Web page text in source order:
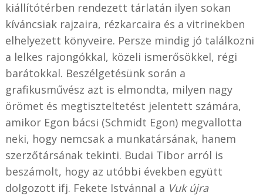
kiállítótérben rendezett tárlatán ilyen sokan
kíváncsiak rajzaira, rézkarcaira és a vitrinekben
elhelyezett könyveire. Persze mindig jó találkozni
a lelkes rajongókkal, közeli ismerősökkel, régi
barátokkal. Beszélgetésünk során a
grafikusművész azt is elmondta, milyen nagy
örömet és megtiszteltetést jelentett számára,
amikor Egon bácsi (Schmidt Egon) megvallotta
neki, hogy nemcsak a munkatársának, hanem
szerzőtársának tekinti. Budai Tibor arról is
beszámolt, hogy az utóbbi években együtt
dolgozott ifj. Fekete Istvánnal a Vuk újra